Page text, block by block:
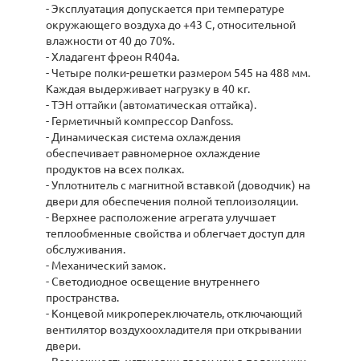
- Эксплуатация допускается при температуре
окружающего воздуха до +43 С, относительной
влажности от 40 до 70%.
- Хладагент фреон R404а.
- Четыре полки-решетки размером 545 на 488 мм.
Каждая выдерживает нагрузку в 40 кг.
- ТЭН оттайки (автоматическая оттайка).
- Герметичный компрессор Danfoss.
- Динамическая система охлаждения
обеспечивает равномерное охлаждение
продуктов на всех полках.
- Уплотнитель с магнитной вставкой (доводчик) на
двери для обеспечения полной теплоизоляции.
- Верхнее расположение агрегата улучшает
теплообменные свойства и облегчает доступ для
обслуживания.
- Механический замок.
- Светодиодное освещение внутреннего
пространства.
- Концевой микропереключатель, отключающий
вентилятор воздухоохладителя при открывании
двери.